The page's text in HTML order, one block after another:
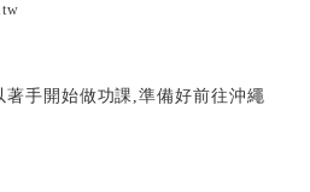
手開始做功課,準備好前往沖繩